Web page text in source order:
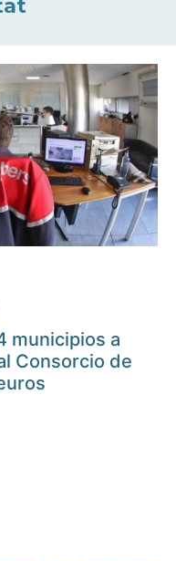
municipios a
Consorcio de